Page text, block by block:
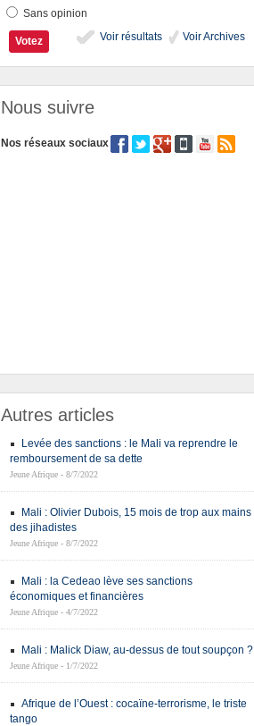
Sans opinion
Voir résultats
Voir Archives
Nous suivre
Nos réseaux sociaux
Autres articles
Levée des sanctions : le Mali va reprendre le
remboursement de sa dette
Jeune Afrique - 8/7/2022
Mali : Olivier Dubois, 15 mois de trop aux mains
des jihadistes
Jeune Afrique - 8/7/2022
Mali : la Cedeao lève ses sanctions
économiques et financières
Jeune Afrique - 4/7/2022
Mali : Malick Diaw, au-dessus de tout soupçon ?
Jeune Afrique - 1/7/2022
Afrique de l’Ouest : cocaïne-terrorisme, le triste
tango